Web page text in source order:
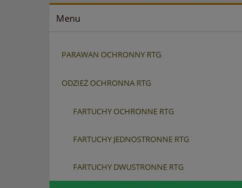
Menu
PARAWAN OCHRONNY RTG
ODZIEŻ OCHRONNA RTG
FARTUCHY OCHRONNE RTG
FARTUCHY JEDNOSTRONNE RTG
FARTUCHY DWUSTRONNE RTG